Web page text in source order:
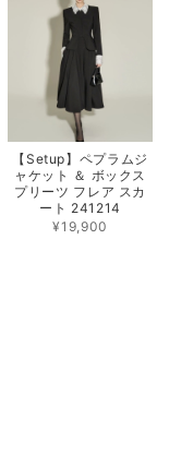
【Setup】ペプラムジ
ャケット ＆ ボックス
プリーツ フレア スカ
ート 241214
¥19,900